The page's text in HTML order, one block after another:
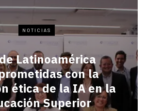
NOTICIAS
Latinoamérica
con la
ética de la IA en la
Superior